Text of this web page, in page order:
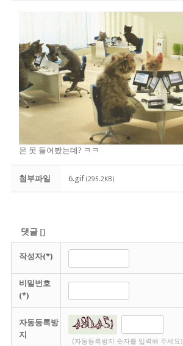
은 못 들어봤는데? ㅋㅋ
첨부파일 6.gif (295.2KB)
댓글[]
작성자(*)
비밀번호
(*)
자동등록방
지
(자동등록방지 숫자를 입력해 주세요)